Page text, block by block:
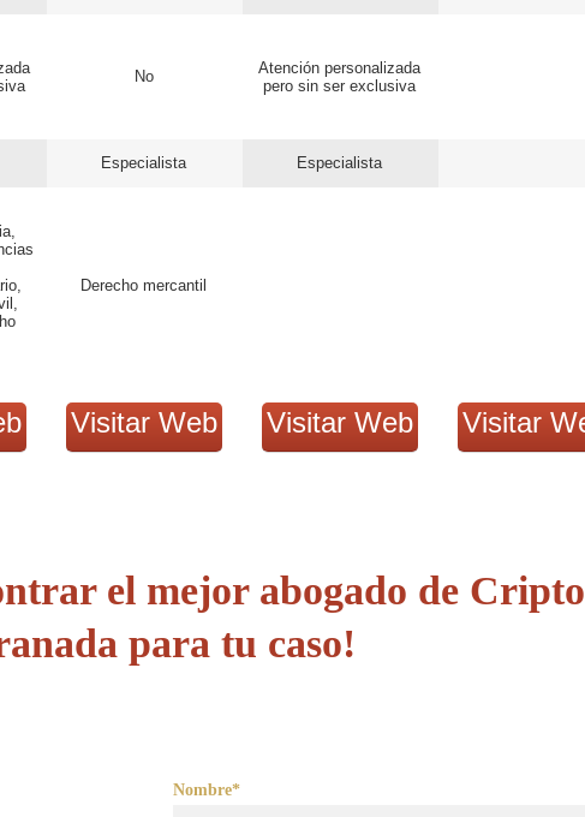
No
Especialista
Derecho mercantil
Visitar Web
Atención personalizada
pero sin ser exclusiva
Especialista
Visitar Web Visitar
el mejor abogado de
para tu caso!
Nombre*